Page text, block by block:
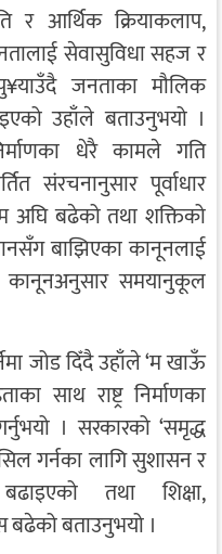
र आर्थिक क्रियाकलाप,
सेवासुविधा सहज र
जनताका मौलिक
उहाँले बताउनुभयो ।
धेरै कामले गति
संरचनानुसार पूर्वाधार
अघि बढेको तथा शक्तिको
बाझिएका कानूनलाई
समयानुकूल
जोड दिँदै उहाँले ‘म खाऊँ
साथ राष्ट्र निर्माणका
। सरकारको ‘समृद्ध
गर्नका लागि सुशासन र
तथा शिक्षा,
बढेको बताउनुभयो ।